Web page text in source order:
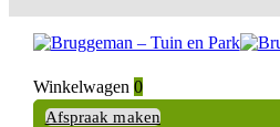
Winkelwagen 0
Afspraak maken